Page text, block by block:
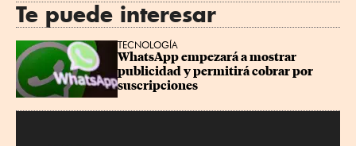
Te puede interesar
TECNOLOGÍA
WhatsApp empezará a mostrar
publicidad y permitirá cobrar por
suscripciones